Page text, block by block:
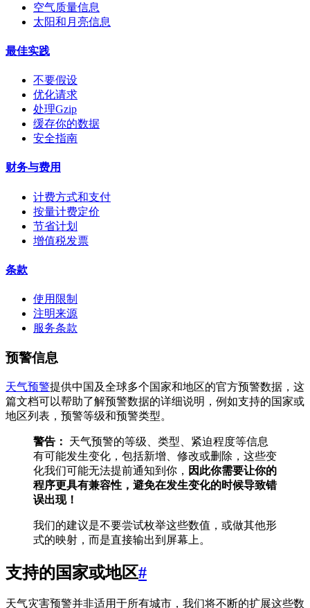
空气质量信息
太阳和月亮信息
最佳实践
不要假设
优化请求
处理Gzip
缓存你的数据
安全指南
财务与费用
计费方式和支付
按量计费定价
节省计划
增值税发票
条款
使用限制
注明来源
服务条款
预警信息
天气预警提供中国及全球多个国家和地区的官方预警数据，这
篇文档可以帮助了解预警数据的详细说明，例如支持的国家或
地区列表，预警等级和预警类型。
警告：
天气预警的等级、类型、紧迫程度等信息
有可能发生变化，包括新增、修改或删除，这些变
化我们可能无法提前通知到你， 因此你需要让你的
程序更具有兼容性，避免在发生变化的时候导致错
误出现！
我们的建议是不要尝试枚举这些数值，或做其他形
式的映射，而是直接输出到屏幕上。
支持的国家或地区#
天气灾害预警并非适用于所有城市，我们将不断的扩展这些数